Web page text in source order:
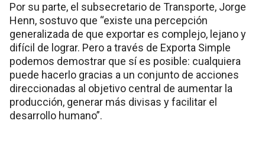
Por su parte, el subsecretario de Transporte, Jorge
Henn, sostuvo que “existe una percepción
generalizada de que exportar es complejo, lejano y
difícil de lograr. Pero a través de Exporta Simple
podemos demostrar que sí es posible: cualquiera
puede hacerlo gracias a un conjunto de acciones
direccionadas al objetivo central de aumentar la
producción, generar más divisas y facilitar el
desarrollo humano”.